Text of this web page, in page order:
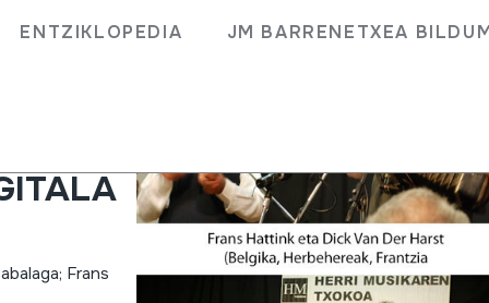
ENTZIKLOPEDIA JM BARRENETXEA
eta
Frans